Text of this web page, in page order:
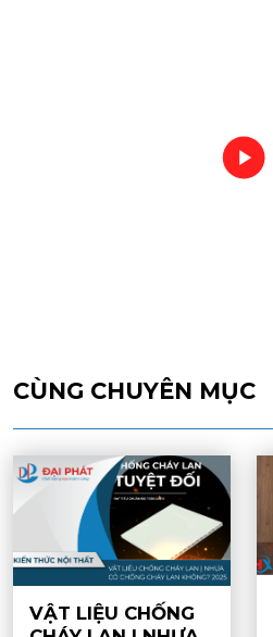
CÙNG CHUYÊN MỤC
VẬT LIỆU CHỐNG